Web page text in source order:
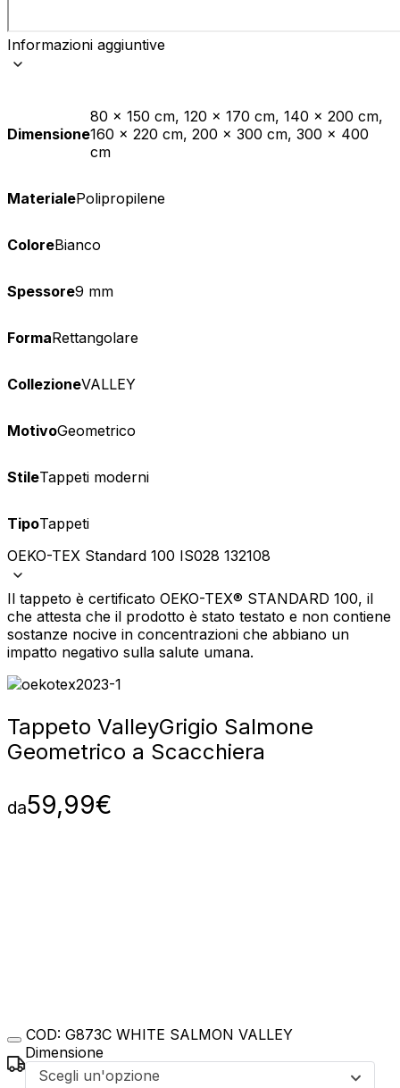
Informazioni aggiuntive
Dimensione
80 x 150 cm, 120 x 170 cm, 140 x 200 cm,
160 x 220 cm, 200 x 300 cm, 300 x 400
cm
MaterialePolipropilene
ColoreBianco
Spessore9 mm
FormaRettangolare
CollezioneVALLEY
MotivoGeometrico
StileTappeti moderni
TipoTappeti
OEKO-TEX Standard 100 IS028 132108
Il tappeto è certificato OEKO-TEX® STANDARD 100, il
che attesta che il prodotto è stato testato e non contiene
sostanze nocive in concentrazioni che abbiano un
impatto negativo sulla salute umana.
Tappeto ValleyGrigio Salmone
Geometrico a Scacchiera
da59,99€
Dimensione
Scegli un'opzione
COD: G873C WHITE SALMON VALLEY